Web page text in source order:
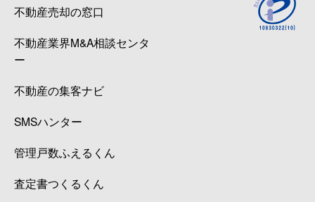
不動産売却の窓口
不動産業界M&A相談センタ
ー
不動産の集客ナビ
SMSハンター
管理戸数ふえるくん
査定書つくるくん